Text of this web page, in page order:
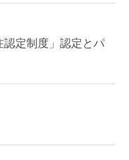
認定制度」認定とパ